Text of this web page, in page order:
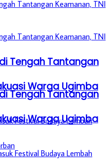
Tengah Tantangan
Warga Ugimba
Tengah Tantangan
Warga Ugimba